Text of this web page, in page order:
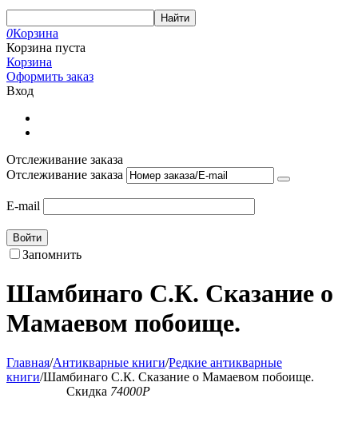
Найти
0Корзина
Корзина пуста
Корзина
Оформить заказ
Вход
Отслеживание заказа
Отслеживание заказа
E-mail
Войти
Запомнить
Шамбинаго С.К. Сказание о
Мамаевом побоище.
Главная/Антикварные книги/Редкие антикварные
книги/Шамбинаго С.К. Сказание о Мамаевом побоище.
Скидка 74000Р